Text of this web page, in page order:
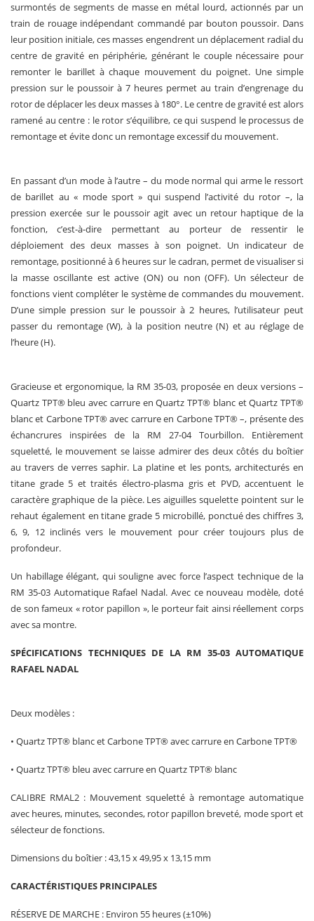
surmontés de segments de masse en métal lourd, actionnés par un
train de rouage indépendant commandé par bouton poussoir. Dans
leur position initiale, ces masses engendrent un déplacement radial du
centre de gravité en périphérie, générant le couple nécessaire pour
remonter le barillet à chaque mouvement du poignet. Une simple
pression sur le poussoir à 7 heures permet au train d’engrenage du
rotor de déplacer les deux masses à 180°. Le centre de gravité est alors
ramené au centre : le rotor s’équilibre, ce qui suspend le processus de
remontage et évite donc un remontage excessif du mouvement.
En passant d’un mode à l’autre – du mode normal qui arme le ressort
de barillet au « mode sport » qui suspend l’activité du rotor –, la
pression exercée sur le poussoir agit avec un retour haptique de la
fonction, c’est-à-dire permettant au porteur de ressentir le
déploiement des deux masses à son poignet. Un indicateur de
remontage, positionné à 6 heures sur le cadran, permet de visualiser si
la masse oscillante est active (ON) ou non (OFF). Un sélecteur de
fonctions vient compléter le système de commandes du mouvement.
D’une simple pression sur le poussoir à 2 heures, l’utilisateur peut
passer du remontage (W), à la position neutre (N) et au réglage de
l’heure (H).
Gracieuse et ergonomique, la RM 35-03, proposée en deux versions –
Quartz TPT® bleu avec carrure en Quartz TPT® blanc et Quartz TPT®
blanc et Carbone TPT® avec carrure en Carbone TPT® –, présente des
échancrures inspirées de la RM 27-04 Tourbillon. Entièrement
squeletté, le mouvement se laisse admirer des deux côtés du boîtier
au travers de verres saphir. La platine et les ponts, architecturés en
titane grade 5 et traités électro-plasma gris et PVD, accentuent le
caractère graphique de la pièce. Les aiguilles squelette pointent sur le
rehaut également en titane grade 5 microbillé, ponctué des chiffres 3,
6, 9, 12 inclinés vers le mouvement pour créer toujours plus de
profondeur.
Un habillage élégant, qui souligne avec force l’aspect technique de la
RM 35-03 Automatique Rafael Nadal. Avec ce nouveau modèle, doté
de son fameux « rotor papillon », le porteur fait ainsi réellement corps
avec sa montre.
SPÉCIFICATIONS TECHNIQUES DE LA RM 35-03 AUTOMATIQUE
RAFAEL NADAL
Deux modèles :
• Quartz TPT® blanc et Carbone TPT® avec carrure en Carbone TPT®
• Quartz TPT® bleu avec carrure en Quartz TPT® blanc
CALIBRE RMAL2 : Mouvement squeletté à remontage automatique
avec heures, minutes, secondes, rotor papillon breveté, mode sport et
sélecteur de fonctions.
Dimensions du boîtier : 43,15 x 49,95 x 13,15 mm
CARACTÉRISTIQUES PRINCIPALES
RÉSERVE DE MARCHE : Environ 55 heures (±10%)